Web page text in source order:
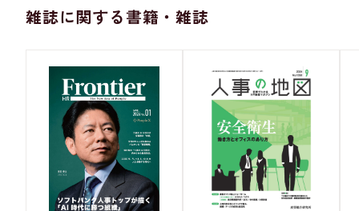
雑誌に関する書籍・雑誌